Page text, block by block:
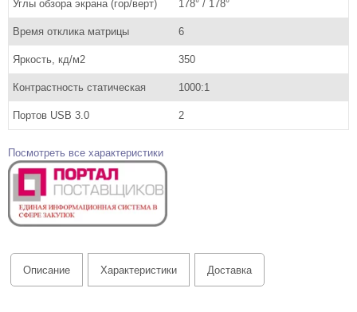
Углы обзора экрана (гор/верт) 178° / 178°
Время отклика матрицы 6
Яркость, кд/м2 350
Контрастность статическая 1000:1
Портов USB 3.0 2
Посмотреть все характеристики
Описание Характеристики Доставка